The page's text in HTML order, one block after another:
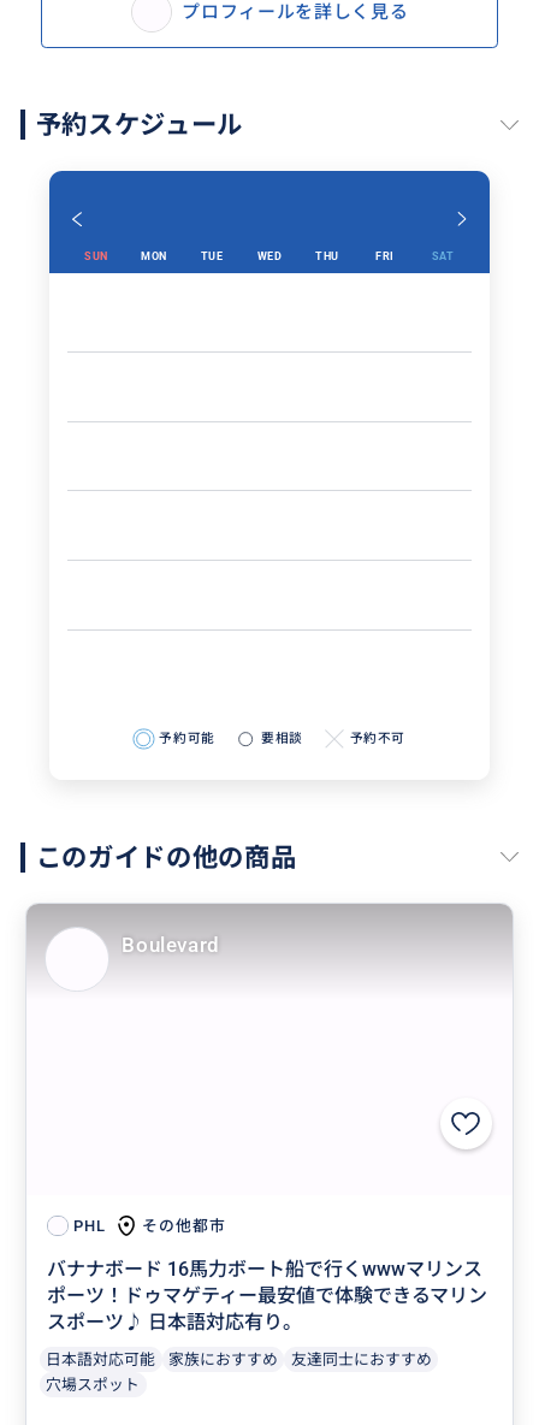
プロフィールを詳しく見る
予約スケジュール
SUN MON TUE WED THU FRI SAT
予約可能 要相談 予約不可
このガイドの他の商品
PHL その他都市
バナナボード 16馬力ボート船で行くwwwマリンス
ポーツ！ドゥマゲティー最安値で体験できるマリン
スポーツ♪ 日本語対応有り。
日本語対応可能 家族におすすめ
友達同士におすすめ
穴場スポット
Boulevard